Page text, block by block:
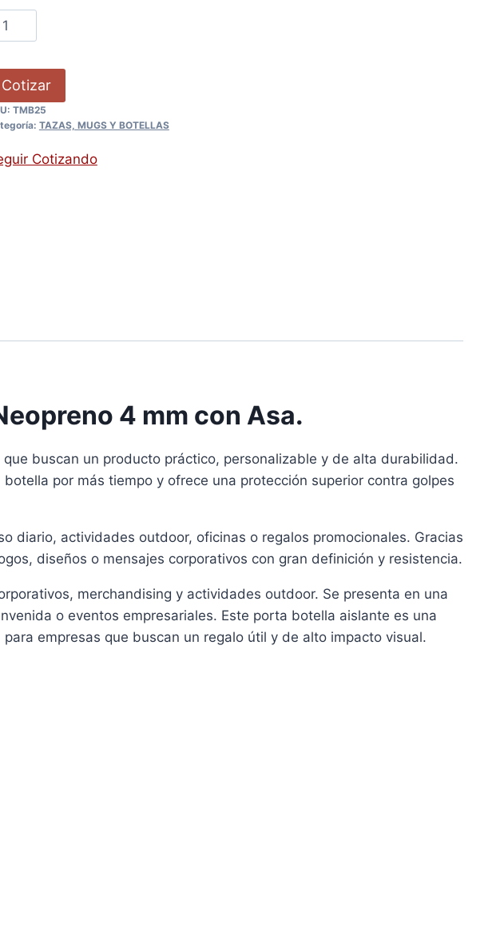
Cotizar
TMB25
TAZAS, MUGS Y BOTELLAS
Cotizando
4 mm con Asa.
buscan un producto práctico, personalizable y de alta durabilidad.
por más tiempo y ofrece una protección superior contra golpes
diario, actividades outdoor, oficinas o regalos promocionales. Gracias
diseños o mensajes corporativos con gran definición y resistencia.
merchandising y actividades outdoor. Se presenta en una
o eventos empresariales. Este porta botella aislante es una
empresas que buscan un regalo útil y de alto impacto visual.